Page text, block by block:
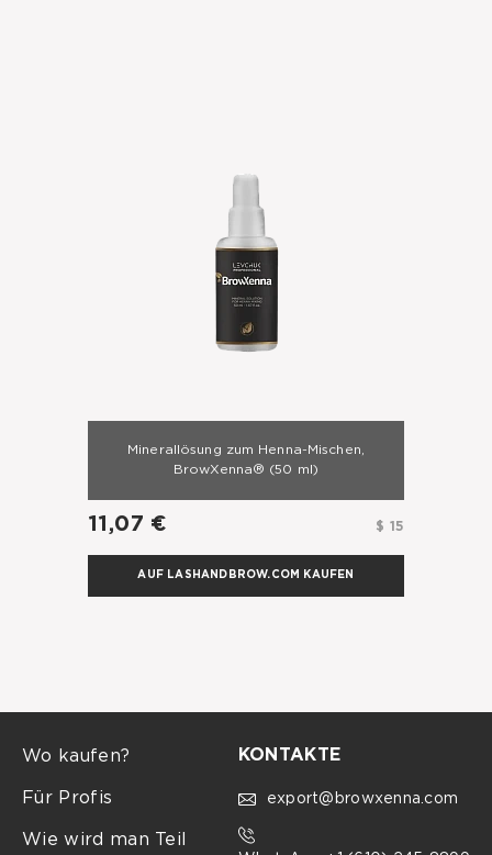
Minerallösung zum Henna-Mischen,
BrowXenna® (50 ml)
11,07 € $ 15
AUF LASHANDBROW.COM KAUFEN
Wo kaufen?
Für Profis
Wie wird man Teil
KONTAKTE
export@browxenna.com